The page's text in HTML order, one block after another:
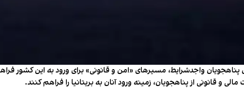
پناهجویان واجدشرایط، مسیرهای «امن و قانونی» برای ورود به این
و قانونی از پناهجویان، زمینه ورود آنان به بریتانیا را فراهم کنند.